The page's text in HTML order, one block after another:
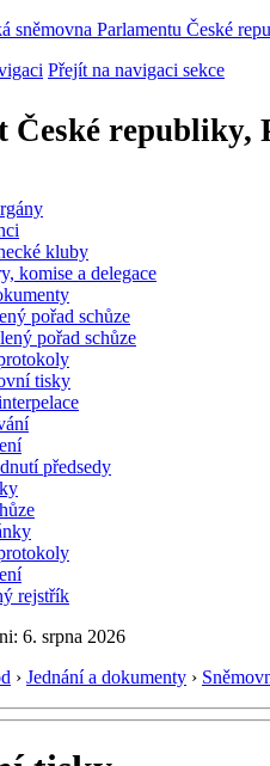
Přejít na navigaci sekce
České republiky,
kluby
komise a delegace
pořad schůze
pořad schůze
tisky
předsedy
rejstřík
6. srpna 2026
› Jednání a dokumenty ›